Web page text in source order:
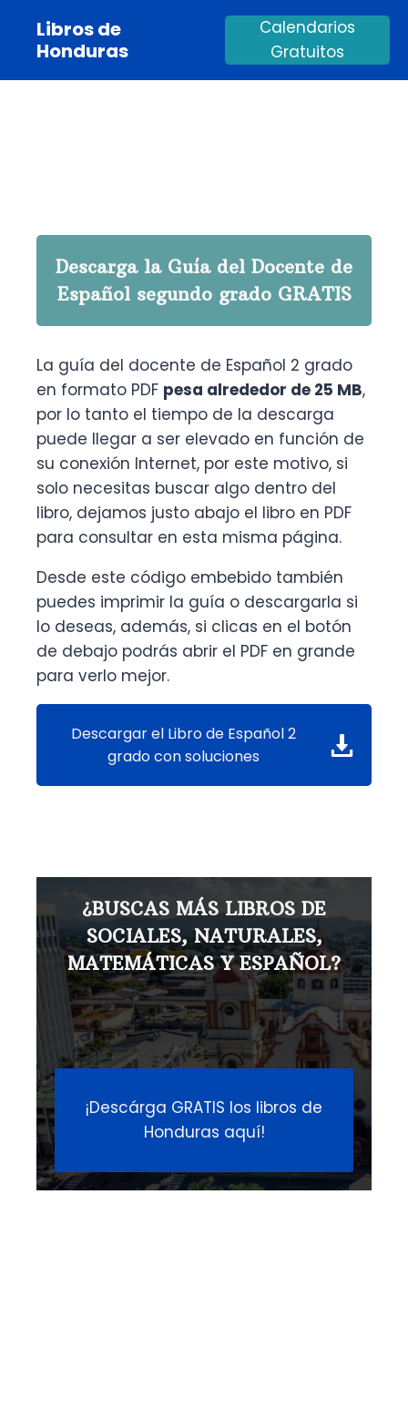
contenido
Libros de
Honduras
Calendarios
Gratuitos
Descarga la Guía del Docente de
Español segundo grado GRATIS
La guía del docente de Español 2 grado
en formato PDF pesa alrededor de 25 MB,
por lo tanto el tiempo de la descarga
puede llegar a ser elevado en función de
su conexión Internet, por este motivo, si
solo necesitas buscar algo dentro del
libro, dejamos justo abajo el libro en PDF
para consultar en esta misma página.
Desde este código embebido también
puedes imprimir la guía o descargarla si
lo deseas, además, si clicas en el botón
de debajo podrás abrir el PDF en grande
para verlo mejor.
Descargar el Libro de Español 2
grado con soluciones
¿BUSCAS MÁS LIBROS DE
SOCIALES, NATURALES,
MATEMÁTICAS Y ESPAÑOL?
¡Descárga GRATIS los libros de
Honduras aquí!